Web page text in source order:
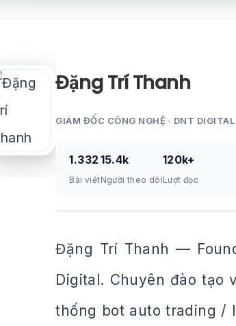
Đặng Trí Thanh
GIÁM ĐỐC CÔNG NGHỆ · DNT
1.332
Bài viết
15.4k
Người theo dõi
120k+
Lượt đọc
Đặng Trí Thanh —
Digital. Chuyên đào tạo
thống bot auto trading /